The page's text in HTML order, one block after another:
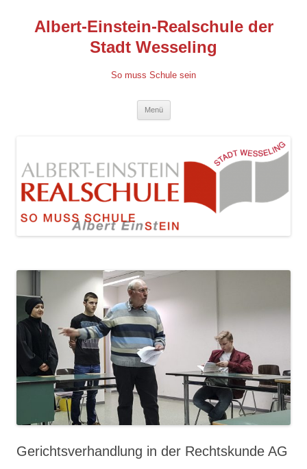
Albert-Einstein-Realschule der
Stadt Wesseling
So muss Schule sein
Menü
Gerichtsverhandlung in der Rechtskunde AG